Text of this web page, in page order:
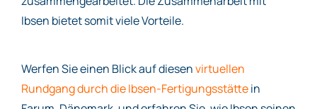
Ibsen bietet somit viele Vorteile.
Werfen Sie einen Blick auf diesenvirtuellen
Rundgang durch die Ibsen-Fertigungsstättein